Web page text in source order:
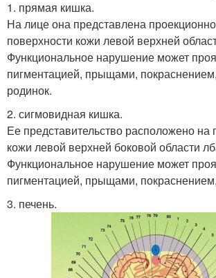
1. прямая кишка.
На лице она представлена
поверхности кожи левой верхней
Функциональное нарушение может
пигментацией, прыщами,
родинок.
2. сигмовидная кишка.
Ее представительство расположено на
кожи левой верхней боковой области
Функциональное нарушение может
пигментацией, прыщами,
3. печень.